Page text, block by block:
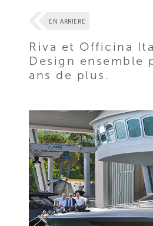
EN ARRIÈRE
Riva et Officina
Design ensemble
ans de plus.